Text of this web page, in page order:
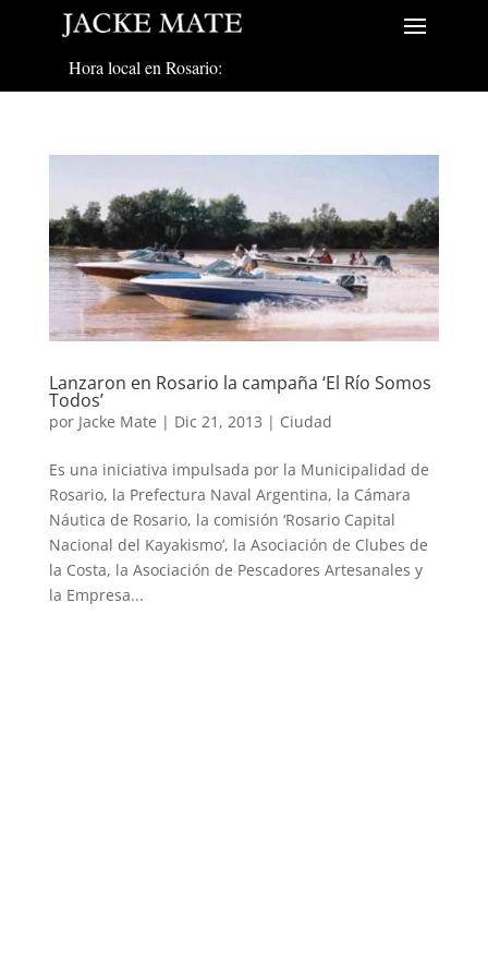
Hora local en Rosario:
Lanzaron en Rosario la campaña ‘El Río Somos
Todos’
por Jacke Mate | Dic 21, 2013 | Ciudad
Es una iniciativa impulsada por la Municipalidad de
Rosario, la Prefectura Naval Argentina, la Cámara
Náutica de Rosario, la comisión ‘Rosario Capital
Nacional del Kayakismo’, la Asociación de Clubes de
la Costa, la Asociación de Pescadores Artesanales y
la Empresa...